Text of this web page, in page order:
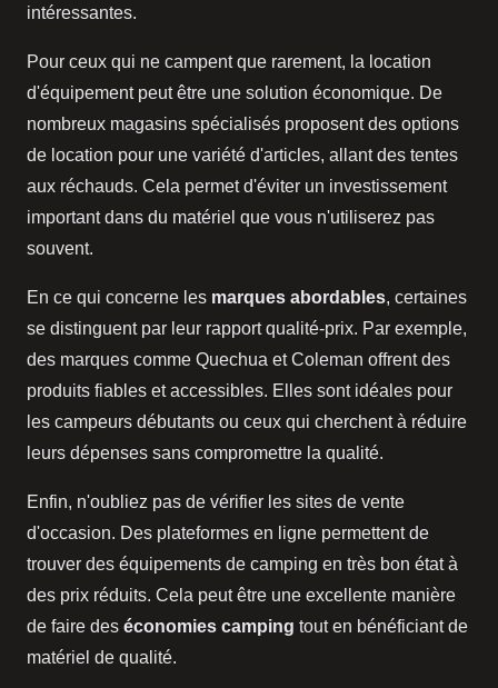
intéressantes.
Pour ceux qui ne campent que rarement, la location
d'équipement peut être une solution économique. De
nombreux magasins spécialisés proposent des options
de location pour une variété d'articles, allant des tentes
aux réchauds. Cela permet d'éviter un investissement
important dans du matériel que vous n'utiliserez pas
souvent.
En ce qui concerne les marques abordables, certaines
se distinguent par leur rapport qualité-prix. Par exemple,
des marques comme Quechua et Coleman offrent des
produits fiables et accessibles. Elles sont idéales pour
les campeurs débutants ou ceux qui cherchent à réduire
leurs dépenses sans compromettre la qualité.
Enfin, n'oubliez pas de vérifier les sites de vente
d'occasion. Des plateformes en ligne permettent de
trouver des équipements de camping en très bon état à
des prix réduits. Cela peut être une excellente manière
de faire des économies camping tout en bénéficiant de
matériel de qualité.